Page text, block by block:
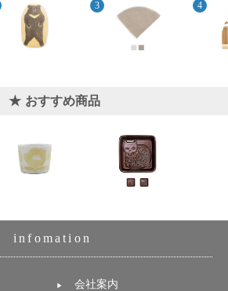
おすすめ商品
infomation
会社案内